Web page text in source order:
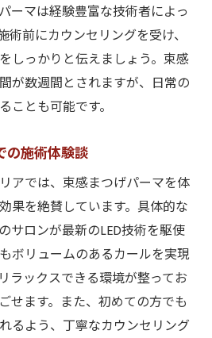
ーマは経験豊富な技術者によっ
術前にカウンセリングを受け、
しっかりと伝えましょう。束感
が数週間とされますが、日常の
ことも可能です。
の施術体験談
アでは、束感まつげパーマを体
果を絶賛しています。具体的な
サロンが最新のLED技術を駆使
ボリュームのあるカールを実現
ラックスできる環境が整ってお
せます。また、初めての方でも
るよう、丁寧なカウンセリング